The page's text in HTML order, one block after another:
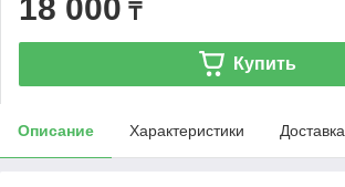
18 000 ₸
Купить
Описание Характеристики Доставка